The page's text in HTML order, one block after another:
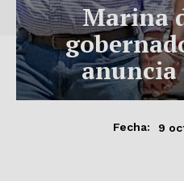
Marina
Fecha: 9